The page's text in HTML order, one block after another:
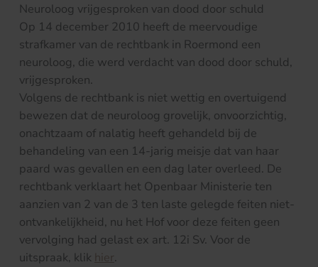
Neuroloog vrijgesproken van dood door schuld
Op 14 december 2010 heeft de meervoudige
strafkamer van de rechtbank in Roermond een
neuroloog, die werd verdacht van dood door schuld,
vrijgesproken.
Volgens de rechtbank is niet wettig en overtuigend
bewezen dat de neuroloog grovelijk, onvoorzichtig,
onachtzaam of nalatig heeft gehandeld bij de
behandeling van een 14-jarig meisje dat van haar
paard was gevallen en een dag later overleed. De
rechtbank verklaart het Openbaar Ministerie ten
aanzien van 2 van de 3 ten laste gelegde feiten niet-
ontvankelijkheid, nu het Hof voor deze feiten geen
vervolging had gelast ex art. 12i Sv. Voor de
uitspraak, klik hier.